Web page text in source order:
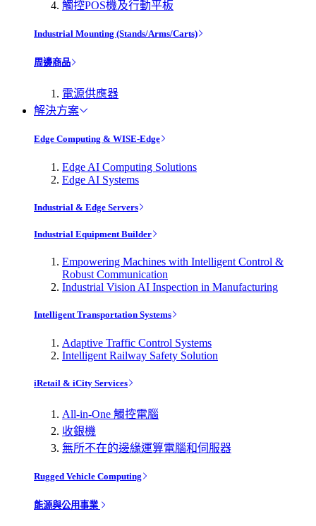
觸控POS機及行動平板
Industrial Mounting (Stands/Arms/Carts)
周邊商品
電源供應器
解決方案
Edge Computing & WISE-Edge
Edge AI Computing Solutions
Edge AI Systems
Industrial & Edge Servers
Industrial Equipment Builder
Empowering Machines with Intelligent Control &
Robust Communication
Industrial Vision AI Inspection in Manufacturing
Intelligent Transportation Systems
Adaptive Traffic Control Systems
Intelligent Railway Safety Solution
iRetail & iCity Services
All-in-One 觸控電腦
收銀機
無所不在的邊緣運算電腦和伺服器
Rugged Vehicle Computing
能源與公用事業